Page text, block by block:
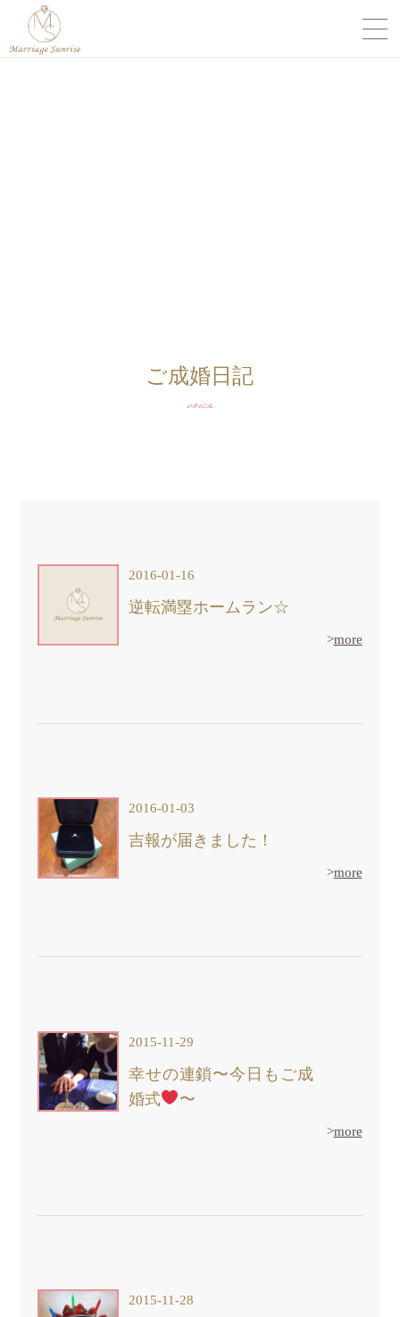
ご成婚日記
voice
2016-01-16
逆転満塁ホームラン☆
>more
2016-01-03
吉報が届きました！
>more
2015-11-29
幸せの連鎖〜今日もご成
婚式
〜
>more
2015-11-28